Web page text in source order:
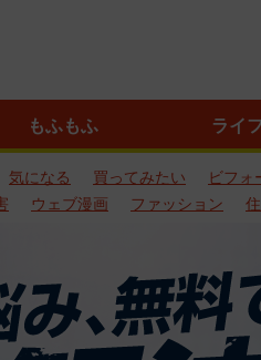
もふもふ ライ
気になる 買ってみたい ビフォ
ウェブ漫画 ファッション